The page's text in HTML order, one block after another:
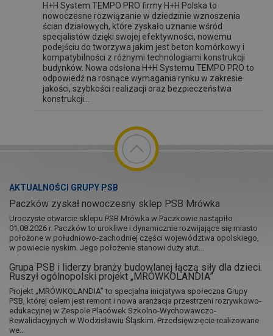
H+H System TEMPO PRO firmy H+H Polska to
nowoczesne rozwiązanie w dziedzinie wznoszenia
ścian działowych, które zyskało uznanie wśród
specjalistów dzięki swojej efektywności, nowemu
podejściu do tworzywa jakim jest beton komórkowy i
kompatybilności z różnymi technologiami konstrukcji
budynków. Nowa odsłona H+H Systemu TEMPO PRO to
odpowiedź na rosnące wymagania rynku w zakresie
jakości, szybkości realizacji oraz bezpieczeństwa
konstrukcji...
AKTUALNOŚCI GRUPY PSB
Paczków zyskał nowoczesny sklep PSB Mrówka
Uroczyste otwarcie sklepu PSB Mrówka w Paczkowie nastąpiło
01.08.2026 r. Paczków to urokliwe i dynamicznie rozwijające się miasto
położone w południowo-zachodniej części województwa opolskiego,
w powiecie nyskim. Jego położenie stanowi duży atut...
Grupa PSB i liderzy branży budowlanej łączą siły dla dzieci.
Ruszył ogólnopolski projekt „MRÓWKOLANDIA”
Projekt „MRÓWKOLANDIA” to specjalna inicjatywa społeczna Grupy
PSB, której celem jest remont i nowa aranżacja przestrzeni rozrywkowo-
edukacyjnej w Zespole Placówek Szkolno-Wychowawczo-
Rewalidacyjnych w Wodzisławiu Śląskim. Przedsięwzięcie realizowane
we...